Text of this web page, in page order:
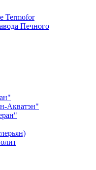
Termofor
Печного
Акватэн"